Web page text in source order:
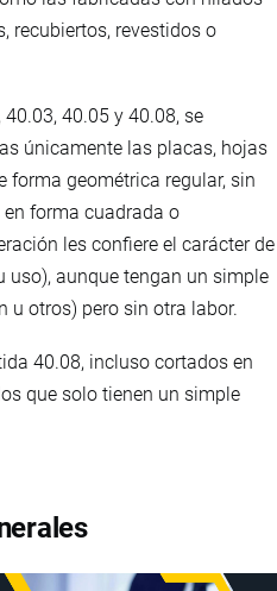
recubiertos, revestidos o
40.05 y 40.08, se
únicamente las placas, hojas
forma geométrica regular, sin
forma cuadrada o
les confiere el carácter de
aunque tengan un simple
u otros) pero sin otra labor.
40.08, incluso cortados en
que solo tienen un simple